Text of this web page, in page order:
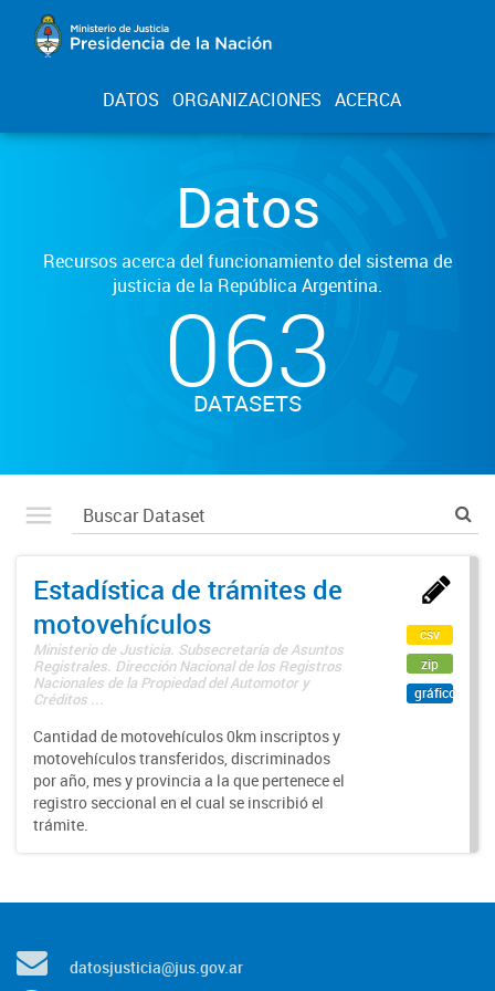
DATOS ORGANIZACIONES ACERCA
Datos
Recursos acerca del funcionamiento del sistema de
justicia de la República Argentina.
063
DATASETS
Estadística de trámites de
motovehículos
Ministerio de Justicia. Subsecretaría de Asuntos
Registrales. Dirección Nacional de los Registros
Nacionales de la Propiedad del Automotor y
Créditos ...
Cantidad de motovehículos 0km inscriptos y
motovehículos transferidos, discriminados
por año, mes y provincia a la que pertenece el
registro seccional en el cual se inscribió el
trámite.
csv
zip
gráfico
datosjusticia@jus.gov.ar